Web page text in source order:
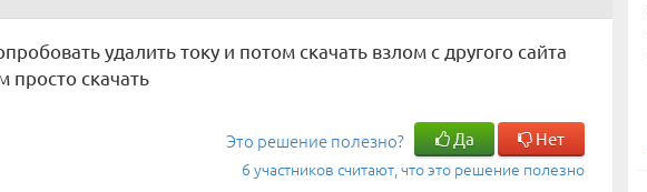
удалить току и потом скачать взлом с другого сайта
просто скачать
Это решение полезно? Да Нет
6 участников считают, что это решение полезно